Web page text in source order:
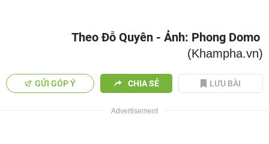
Theo Đỗ Quyên - Ảnh: Phong Domo
(Khampha.vn)
GỬI GÓP Ý CHIA SẺ LƯU BÀI